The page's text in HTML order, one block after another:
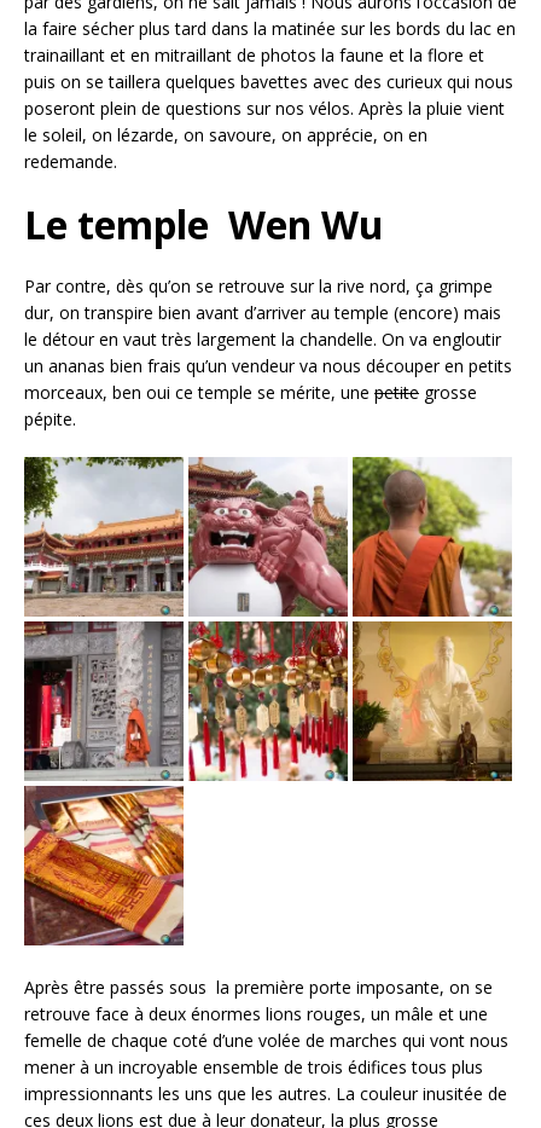
la faire sécher plus tard dans la matinée sur les bords du lac en
trainaillant et en mitraillant de photos la faune et la flore et
puis on se taillera quelques bavettes avec des curieux qui nous
poseront plein de questions sur nos vélos. Après la pluie vient
le soleil, on lézarde, on savoure, on apprécie, on en
redemande.
Le temple Wen Wu
Par contre, dès qu’on se retrouve sur la rive nord, ça grimpe
dur, on transpire bien avant d’arriver au temple (encore) mais
le détour en vaut très largement la chandelle. On va engloutir
un ananas bien frais qu’un vendeur va nous découper en petits
morceaux, ben oui ce temple se mérite, une petite grosse
pépite.
Après être passés sous la première porte imposante, on se
retrouve face à deux énormes lions rouges, un mâle et une
femelle de chaque coté d’une volée de marches qui vont nous
mener à un incroyable ensemble de trois édifices tous plus
impressionnants les uns que les autres. La couleur inusitée de
ces deux lions est due à leur donateur, la plus grosse